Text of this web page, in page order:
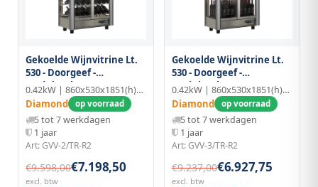
Gekoelde Wijnvitrine Lt.
530 - Doorgeef -
Moduleerbaar
0.42kW | 860x530x1851(h)mm
Diamond op voorraad
5 tot 7 werkdagen
1 jaar
Art: GVV-2/TR-R2
€9.598,00€7.198,50
excl. btw
Gekoelde Wijnvitrine Lt.
530 - Doorgeef -
Moduleerbaar
0.42kW | 860x530x1851(h)mm
Diamond op voorraad
5 tot 7 werkdagen
1 jaar
Art: GVV-3/TR-R2
€9.237,00€6.927,75
excl. btw